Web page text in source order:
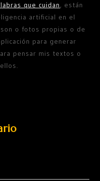
que cuidan, están
artificial en el
o fotos propias o de
para generar
pensar mis textos o